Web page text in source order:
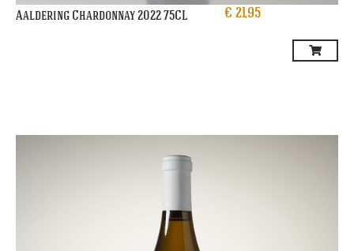
Aaldering Chardonnay 2022 75CL € 21,95